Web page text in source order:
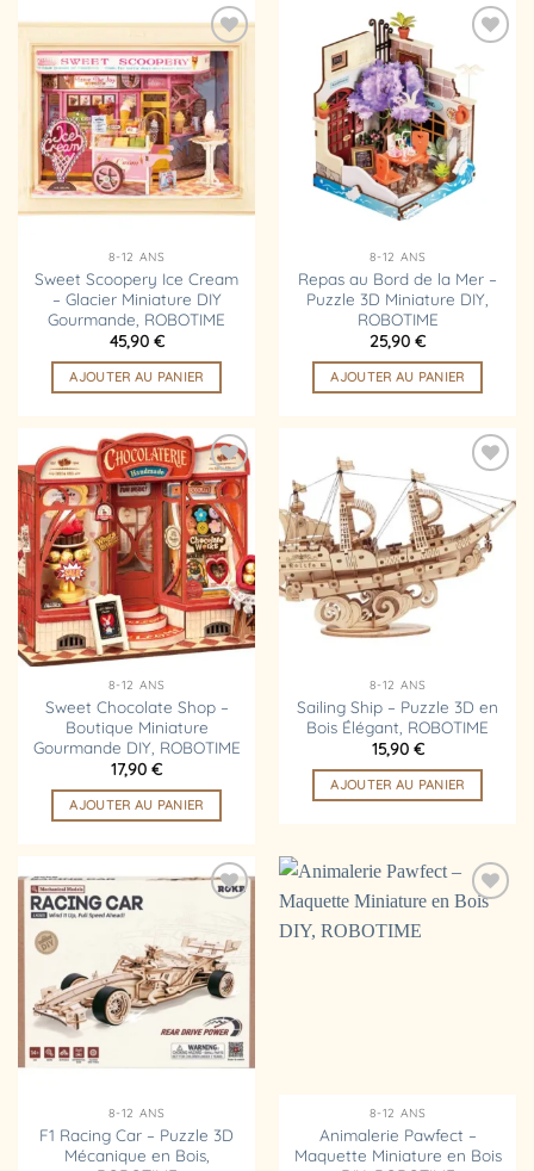
Ajouter
à la
liste
d’envies
8-12 ANS
Sweet Scoopery Ice Cream
– Glacier Miniature DIY
Gourmande, ROBOTIME
45,90 €
AJOUTER AU PANIER
à la
liste
d’envies
8-12 ANS
Repas au Bord de la Mer –
Puzzle 3D Miniature DIY,
ROBOTIME
25,90 €
AJOUTER AU PANIER
Ajouter
à la
liste
d’envies
8-12 ANS
Sweet Chocolate Shop –
Boutique Miniature
Gourmande DIY, ROBOTIME
17,90 €
AJOUTER AU PANIER
Ajouter
à la
liste
d’envies
8-12 ANS
Sailing Ship – Puzzle 3D en
Bois Élégant, ROBOTIME
15,90 €
AJOUTER AU PANIER
liste
d’envies
8-12 ANS
F1 Racing Car – Puzzle 3D
Mécanique en Bois,
8-12 ANS
Animalerie Pawfect –
Maquette Miniature en Bois